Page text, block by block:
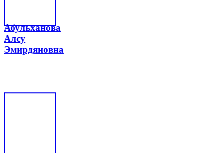
Абульханова
Алсу
Эмирдяновна